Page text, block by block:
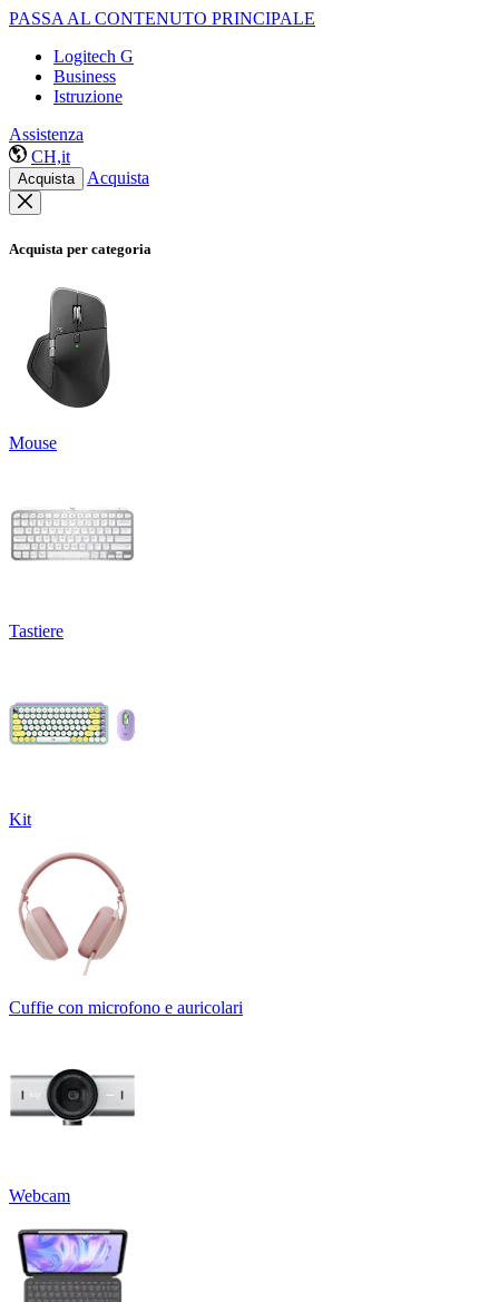
PASSA AL CONTENUTO PRINCIPALE
Logitech G
Business
Istruzione
Assistenza
CH,it
Acquista Acquista
Acquista per categoria
Mouse
Tastiere
Kit
Cuffie con microfono e auricolari
Webcam